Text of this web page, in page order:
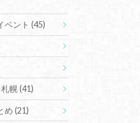
ベント(45)
幌(41)
め(21)